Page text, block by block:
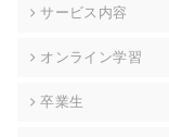
個人情報の開示等
て、下記の当社問
サービス内容
オンライン学習
卒業生